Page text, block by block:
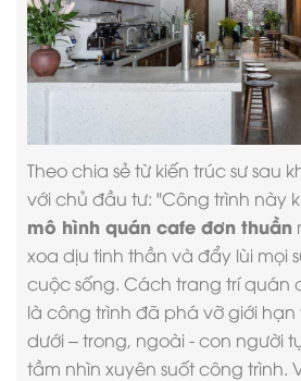
Theo chia sẻ từ kiến trúc sư sau
với chủ đầu tư: "Công trình này
mô hình quán cafe đơn thuần
xoa dịu tinh thần và đẩy lùi mọi
cuộc sống. Cách trang trí quán
là công trình đã phá vỡ giới hạn
dưới – trong, ngoài - con người
tầm nhìn xuyên suốt công trình.